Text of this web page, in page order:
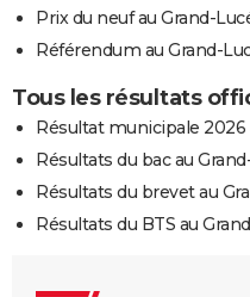
Prix du neuf au Grand-
Référendum au Grand-
Tous les résultats
Résultat municipale 2026
Résultats du bac au
Résultats du brevet au
Résultats du BTS au